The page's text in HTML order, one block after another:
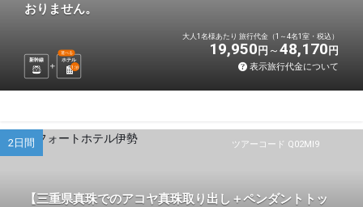
おりません。
新幹線 ホテル
選べる
1 泊
大人1名様あたり 旅行代金（1～4名1室・税込）
19,950 円 48,170 円
表示旅行代金について
ツアーコード Q02MI9
2日間
【三重県真珠でのアコヤ真珠取り出し＋ペンダントトッ